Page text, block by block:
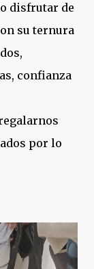
disfrutar de
su ternura
confianza
por lo